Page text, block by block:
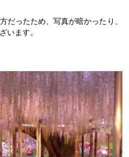
だったため、写真が暗かったり、
います。